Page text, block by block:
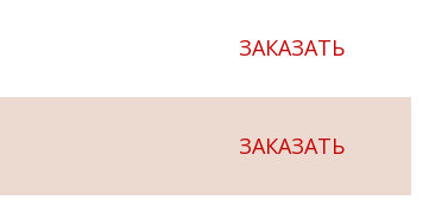
ЗАКАЗАТЬ
ЗАКАЗАТЬ